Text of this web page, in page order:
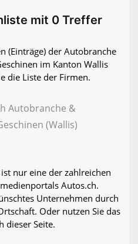
mit 0 Treffer
(Einträge) der Autobranche
im Kanton Wallis
die Liste der Firmen.
Autobranche &
(Wallis)
nur eine der zahlreichen
Autos.ch.
Unternehmen durch
Oder nutzen Sie das
dieser Seite.